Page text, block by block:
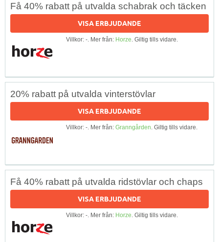
Få 40% rabatt på utvalda schabrak och täcken
VISA ERBJUDANDE
Villkor: -. Mer från: Horze. Giltig tills vidare.
20% rabatt på utvalda vinterstövlar
VISA ERBJUDANDE
Villkor: -. Mer från: Granngården. Giltig tills vidare.
Få 40% rabatt på utvalda ridstövlar och chaps
VISA ERBJUDANDE
Villkor: -. Mer från: Horze. Giltig tills vidare.